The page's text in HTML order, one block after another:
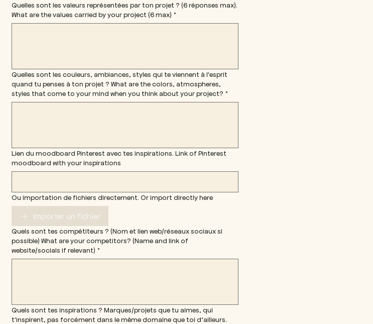
Quelles sont les valeurs représentées par ton projet ? (6 réponses max).
What are the values carried by your project (6 max) *
Quelles sont les couleurs, ambiances, styles qui te viennent à l'esprit
quand tu penses à ton projet ? What are the colors, atmospheres,
styles that come to your mind when you think about your project? *
Lien du moodboard Pinterest avec tes inspirations. Link of Pinterest
moodboard with your inspirations
Ou importation de fichiers directement. Or import directly here
Importer un fichier
Quels sont tes compétiteurs ? (Nom et lien web/réseaux sociaux si
possible) What are your competitors? (Name and link of
website/socials if relevant) *
Quels sont tes inspirations ? Marques/projets que tu aimes, qui
t'inspirent, pas forcément dans le même domaine que toi d’ailleurs.